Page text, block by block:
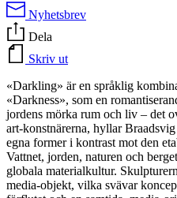
Nyhetsbrev
Dela
Skriv ut
«Darkling» är en språklig
«Darkness», som en
jordens mörka rum och liv – det
art-konstnärerna, hyllar
egna former i kontrast mot den
Vattnet, jorden, naturen och
globala materialkultur.
media-objekt, vilka svävar